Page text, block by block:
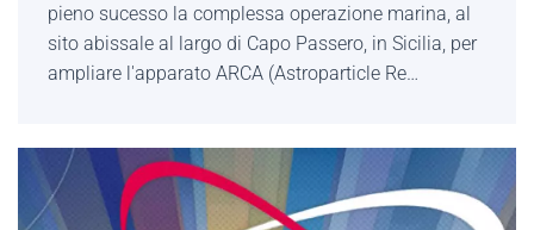
pieno sucesso la complessa operazione marina, al
sito abissale al largo di Capo Passero, in Sicilia, per
ampliare l'apparato ARCA (Astroparticle Re…